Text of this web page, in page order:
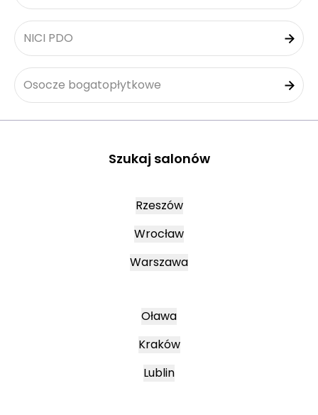
NICI PDO
Osocze bogatopłytkowe
Szukaj salonów
Rzeszów
Wrocław
Warszawa
Oława
Kraków
Lublin